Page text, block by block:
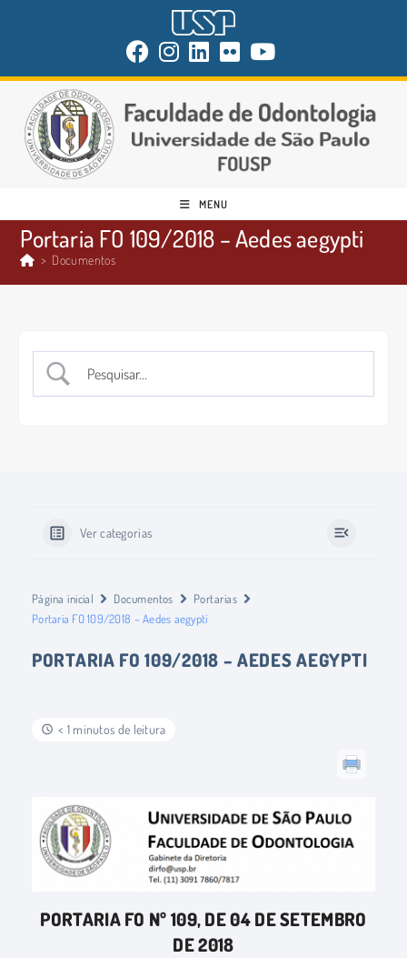
MENU
Portaria FO 109/2018 – Aedes aegypti
> Documentos
Ver categorias
Página inicial Documentos
Portarias
Portaria FO 109/2018 – Aedes aegypti
PORTARIA FO 109/2018 – AEDES AEGYPTI
< 1 minutos de leitura
PORTARIA FO Nº 109, DE 04 DE SETEMBRO
DE 2018